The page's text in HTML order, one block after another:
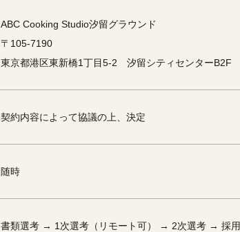
ABC Cooking Studio汐留グラウンド
〒105-7190
東京都港区東新橋1丁目5-2 汐留シティセンターB2F
契約内容によって協議の上、決定
随時
書類選考 → 1次選考（リモート可） → 2次選考 → 採用